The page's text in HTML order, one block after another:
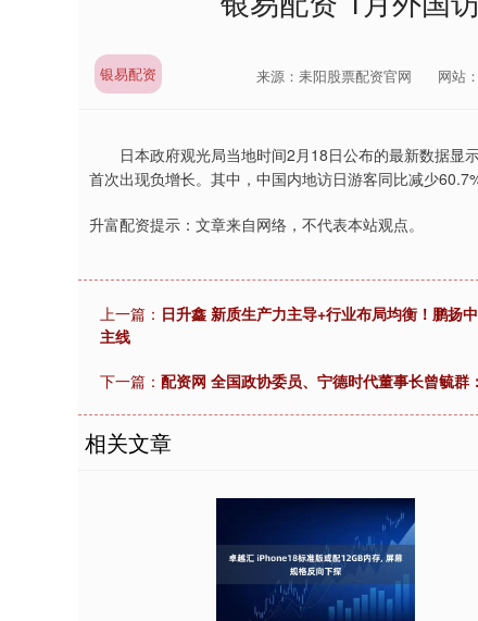
银易配资 来源：耒阳股票配资官网 网站
日本政府观光局当地时间2月18日公布的最新数据显
首次出现负增长。其中，中国内地访日游客同比减少
升富配资提示：文章来自网络，不代表本站观点。
上一篇： 日升鑫 新质生产力主导+行业布局均衡！鹏扬
主线
下一篇： 配资网 全国政协委员、宁德时代董事长曾毓
相关文章